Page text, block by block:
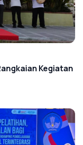
Kegiatan